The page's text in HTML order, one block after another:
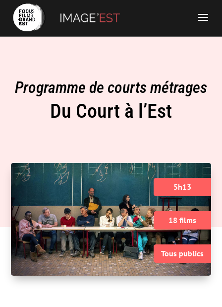
Programme de courts métrages
Du Court à l’Est
5h13
18 films
Tous publics